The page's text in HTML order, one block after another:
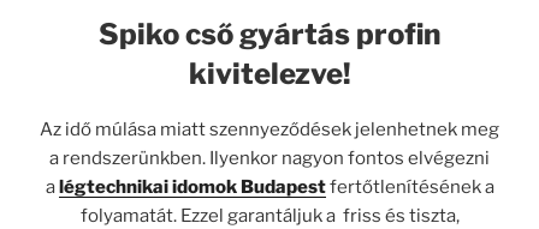
Spiko cső gyártás profin
kivitelezve!
Az idő múlása miatt szennyeződések jelenhetnek meg
a rendszerünkben. Ilyenkor nagyon fontos elvégezni
alégtechnikai idomok Budapestfertőtlenítésének a
folyamatát. Ezzel garantáljuk a friss és tiszta,